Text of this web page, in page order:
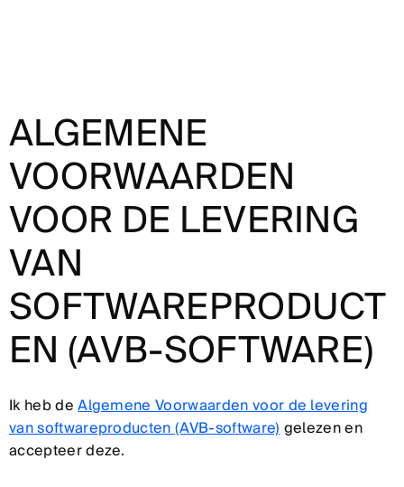
ALGEMENE
VOORWAARDEN
VOOR DE LEVERING
VAN
SOFTWAREPRODUCT
EN (AVB-SOFTWARE)
Ik heb deAlgemene Voorwaarden voor de levering
van softwareproducten (AVB-software)gelezen en
accepteer deze.